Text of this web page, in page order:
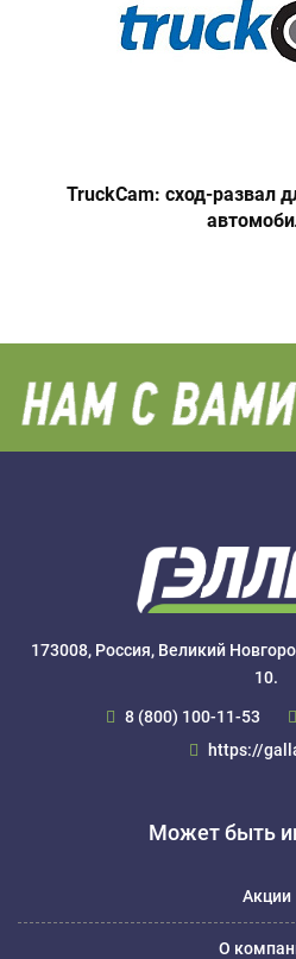
TruckCam: сход-развал
173008, Россия, Великий
10.
8 (800) 100-11-53
https://
Может быть
Акции
О